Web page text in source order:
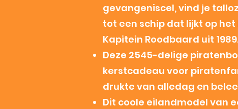
gevangeniscel, vind je
tot een schip dat lijkt op het
Kapitein Roodbaard uit
Deze 2545-delige
kerstcadeau voor
drukte van alledag en
Dit coole eilandmodel van